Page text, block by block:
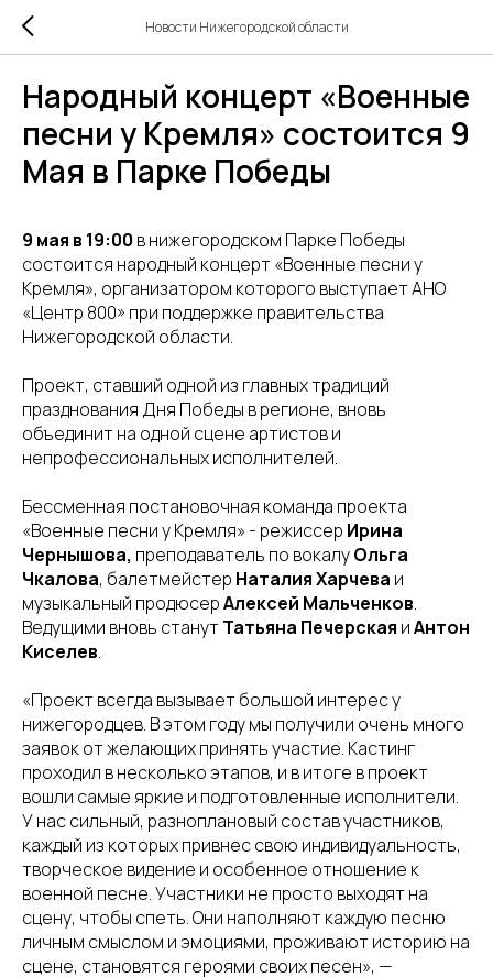
Новости Нижегородской области
Народный концерт «Военные
песни у Кремля» состоится 9
Мая в Парке Победы
9 мая в 19:00 в нижегородском Парке Победы
состоится народный концерт «Военные песни у
Кремля», организатором которого выступает АНО
«Центр 800» при поддержке правительства
Нижегородской области.
Проект, ставший одной из главных традиций
празднования Дня Победы в регионе, вновь
объединит на одной сцене артистов и
непрофессиональных исполнителей.
Бессменная постановочная команда проекта
«Военные песни у Кремля» - режиссер Ирина
Чернышова, преподаватель по вокалуОльга
Чкалова, балетмейстер Наталия Харчева и
музыкальный продюсерАлексей Мальченков.
Ведущими вновь станутТатьяна Печерская иАнтон
Киселев.
«Проект всегда вызывает большой интерес у
нижегородцев. В этом году мы получили очень много
заявок от желающих принять участие. Кастинг
проходил в несколько этапов, и в итоге в проект
вошли самые яркие и подготовленные исполнители.
У нас сильный, разноплановый состав участников,
каждый из которых привнес свою индивидуальность,
творческое видение и особенное отношение к
военной песне. Участники не просто выходят на
сцену, чтобы спеть. Они наполняют каждую песню
личным смыслом и эмоциями, проживают историю на
сцене, становятся героями своих песен», —